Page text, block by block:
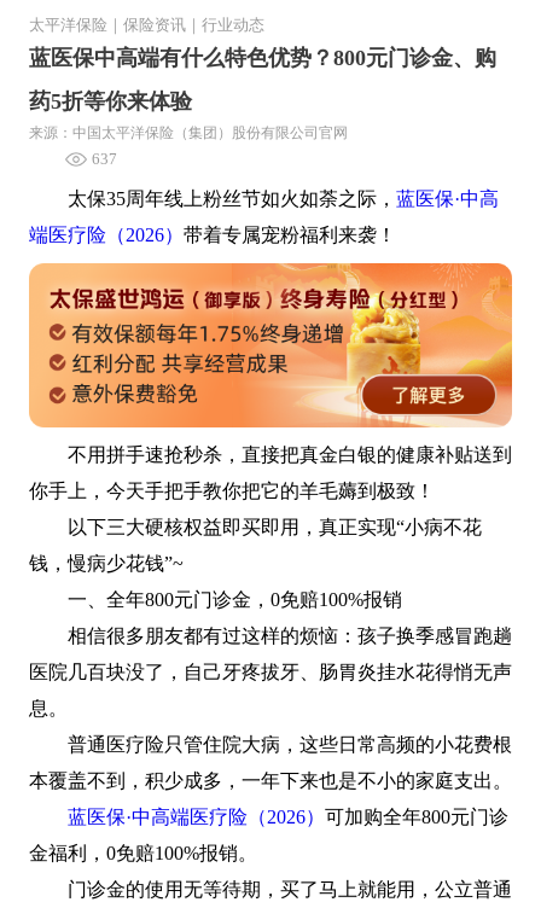
太平洋保险 保险资讯 行业动态
蓝医保中高端有什么特色优势？800元门诊金、购
药5折等你来体验
来源：中国太平洋保险（集团）股份有限公司官网
637
太保35周年线上粉丝节如火如荼之际， 蓝医保·中高
端医疗险（2026） 带着专属宠粉福利来袭！
不用拼手速抢秒杀，直接把真金白银的健康补贴送到
你手上，今天手把手教你把它的羊毛薅到极致！
以下三大硬核权益即买即用，真正实现“小病不花
钱，慢病少花钱”~
一、全年800元门诊金，0免赔100%报销
相信很多朋友都有过这样的烦恼：孩子换季感冒跑趟
医院几百块没了，自己牙疼拔牙、肠胃炎挂水花得悄无声
息。
普通医疗险只管住院大病，这些日常高频的小花费根
本覆盖不到，积少成多，一年下来也是不小的家庭支出。
蓝医保·中高端医疗险（2026） 可加购全年800元门诊
金福利，0免赔100%报销。
门诊金的使用无等待期，买了马上就能用，公立普通